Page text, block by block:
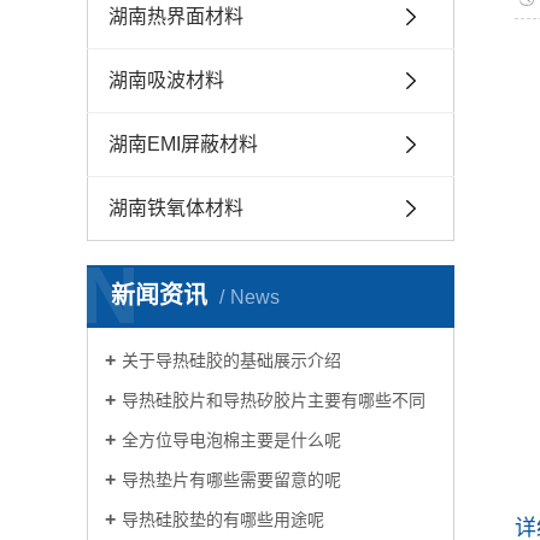
湖南热界面材料
湖南吸波材料
湖南EMI屏蔽材料
湖南铁氧体材料
新闻资讯 News
N
关于导热硅胶的基础展示介绍
导热硅胶片和导热矽胶片主要有哪些不同
全方位导电泡棉主要是什么呢
导热垫片有哪些需要留意的呢
导热硅胶垫的有哪些用途呢